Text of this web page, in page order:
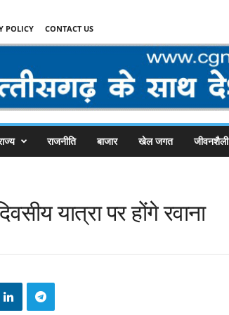
POLICY CONTACT US
राजनीति बाजार खेल जगत जीवनशैली
यात्रा पर होंगे रवाना